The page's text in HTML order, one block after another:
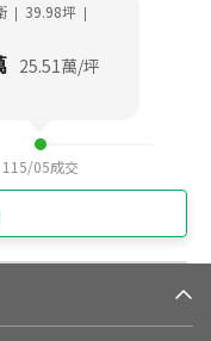
| 39.98坪 |
25.51萬/坪
115/05成交